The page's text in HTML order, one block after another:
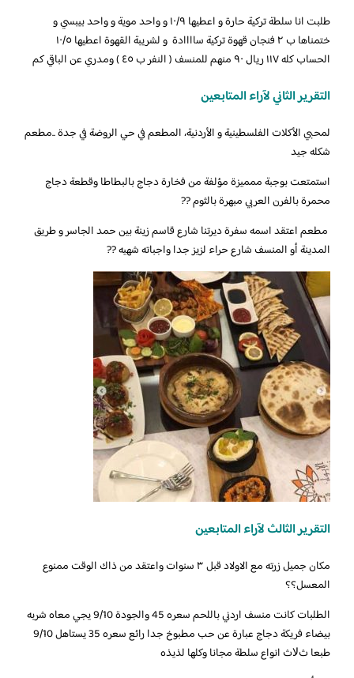
طلبت انا سلطة تركية حارة و اعطيها ١٠/٩ و واحد موية و واحد بيبسي و
ختمناها ب ٢ فنجان قهوة تركية ساااادة و لشريبة القهوة اعطيها ١٠/٥
الحساب كله ١١٧ ريال ٩٠ منهم للمنسف ( النفر ب ٤٥ ) ومدري عن الباقي كم
التقرير الثاني لآراء المتابعين
‏لمحبي الأكلات الفلسطينية و الأردنية، المطعم في حي الروضة في جدة ..مطعم
شكله جيد ‎
‏استمتعت بوجبة ممميزة مؤلفة من فخارة دجاج بالبطاطا وقطعة دجاج
محمرة بالفرن العربي مبهرة بالثوم ??
‏‎ مطعم اعتقد اسمه سفرة ديرتنا شارع قاسم زينة بين حمد الجاسر و طريق
المدينة أو المنسف شارع حراء لزيز جدا واجباته شهيه ??
التقرير الثالث لآراء المتابعين
مكان جميل زرته مع الاولاد قبل ٣ سنوات واعتقد من ذاك الوقت ممنوع
المعسل؟؟
الطلبات كانت منسف اردني باللحم سعره 45 والجودة 9/10 يجي معاه شربه
بيضاء فريكة دجاج عبارة عن حب مطبوخ جدا رائع سعره 35 يستاهل 9/10
طبعا ثﻻث انواع سلطة مجانا وكلها لذيذه